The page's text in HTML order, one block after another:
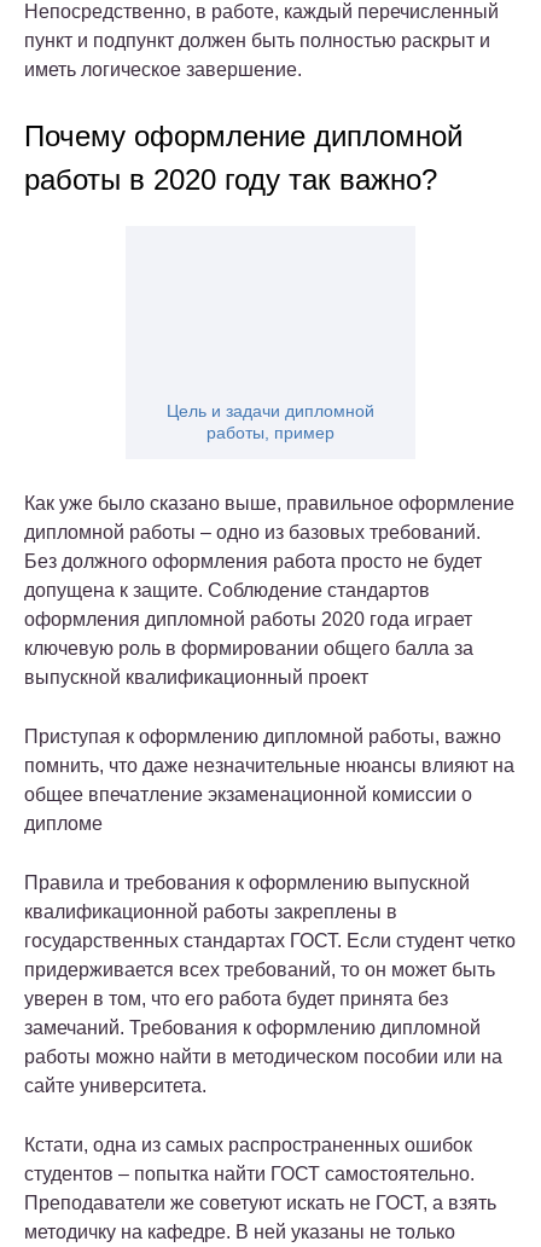
Непосредственно, в работе, каждый перечисленный
пункт и подпункт должен быть полностью раскрыт и
иметь логическое завершение.
Почему оформление дипломной
работы в 2020 году так важно?
Цель и задачи дипломной
работы, пример
Как уже было сказано выше, правильное оформление
дипломной работы – одно из базовых требований.
Без должного оформления работа просто не будет
допущена к защите. Соблюдение стандартов
оформления дипломной работы 2020 года играет
ключевую роль в формировании общего балла за
выпускной квалификационный проект
Приступая к оформлению дипломной работы, важно
помнить, что даже незначительные нюансы влияют на
общее впечатление экзаменационной комиссии о
дипломе
Правила и требования к оформлению выпускной
квалификационной работы закреплены в
государственных стандартах ГОСТ. Если студент четко
придерживается всех требований, то он может быть
уверен в том, что его работа будет принята без
замечаний. Требования к оформлению дипломной
работы можно найти в методическом пособии или на
сайте университета.
Кстати, одна из самых распространенных ошибок
студентов – попытка найти ГОСТ самостоятельно.
Преподаватели же советуют искать не ГОСТ, а взять
методичку на кафедре. В ней указаны не только